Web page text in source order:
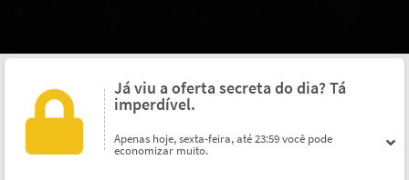
Já viu a oferta secreta do dia? Tá
imperdível.
Apenas hoje, sexta-feira, até 23:59 você pode
economizar muito.